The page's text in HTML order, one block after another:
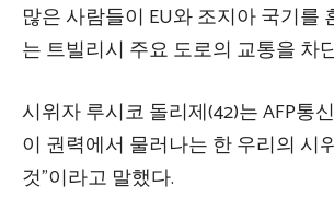
많은 사람들이 EU와 조지아 국기를
는 트빌리시 주요 도로의 교통을 차
시위자 루시코 돌리제(42)는 AFP통
이 권력에서 물러나는 한 우리의 시
것”이라고 말했다.